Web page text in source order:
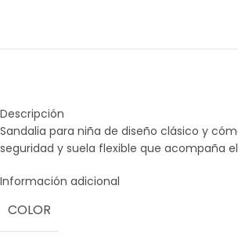
Descripción
Sandalia para niña de diseño clásico y
seguridad y suela flexible que acompaña
Información adicional
COLOR